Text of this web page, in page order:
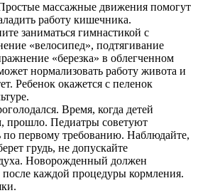
массажные движения помогут
работу кишечника.
заниматься гимнастикой с
«велосипед», подтягивание
«березка» в облегченном
нормализовать работу живота и
Ребенок окажется с пеленок
Время, когда детей
прошло. Педиатры советуют
по первому требованию. Наблюдайте,
грудь, не допускайте
Новорожденный должен
после каждой процедуры кормления.